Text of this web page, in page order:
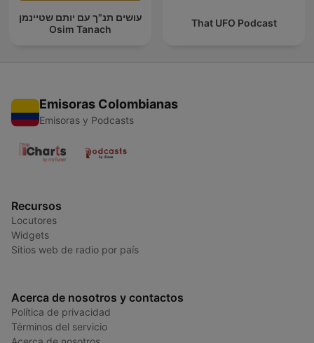
עושים תנ"ך עם יותם שטיינמן
Osim Tanach
That UFO Podcast
Emisoras Colombianas
Emisoras y Podcasts
Recursos
Locutores
Widgets
Sitios web de radio por país
Acerca de nosotros y contactos
Política de privacidad
Términos del servicio